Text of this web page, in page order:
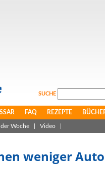
SUCHE
FAQ REZEPTE
Woche Video
weniger